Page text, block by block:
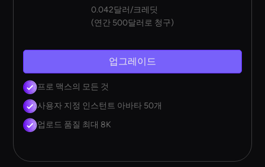
0.042달러/크레딧
(연간 500달러로 청구)
업그레이드
프로 맥스의 모든 것
사용자 지정 인스턴트 아바타 50개
업로드 품질 최대 8K